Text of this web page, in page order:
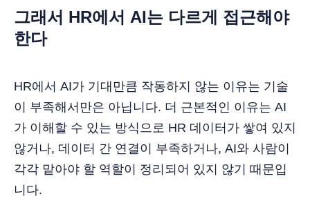
그래서 HR에서 AI는 다르게 접근해야
한다
HR에서 AI가 기대만큼 작동하지 않는 이유는 기술
이 부족해서만은 아닙니다. 더 근본적인 이유는 AI
가 이해할 수 있는 방식으로 HR 데이터가 쌓여 있지
않거나, 데이터 간 연결이 부족하거나, AI와 사람이
각각 맡아야 할 역할이 정리되어 있지 않기 때문입
니다.